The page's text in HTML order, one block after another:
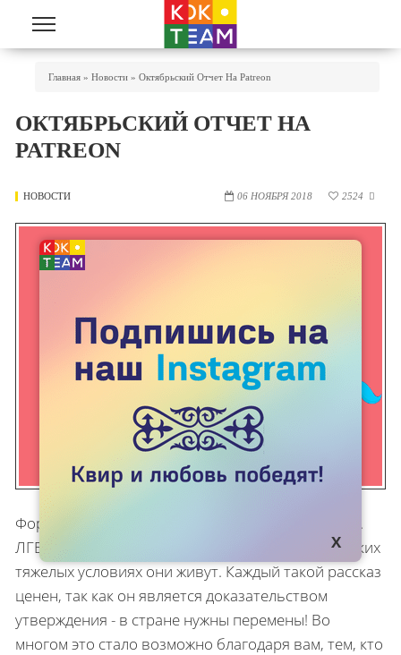
Перейти к основному содержанию
Главная » Новости » Октябрьский Отчет На Patreon
ОКТЯБРЬСКИЙ ОТЧЕТ НА
PATREON
НОВОСТИ 06 НОЯБРЯ 2018 2524 
Форму
продолжают заполнять.
ЛГБТ-люди Казахстана рассказывают о том, в каких
тяжелых условиях они живут. Каждый такой рассказ
ценен, так как он является доказательством
утверждения - в стране нужны перемены! Во
многом это стало возможно благодаря вам, тем, кто